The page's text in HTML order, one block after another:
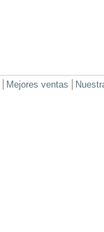
Mejores ventas